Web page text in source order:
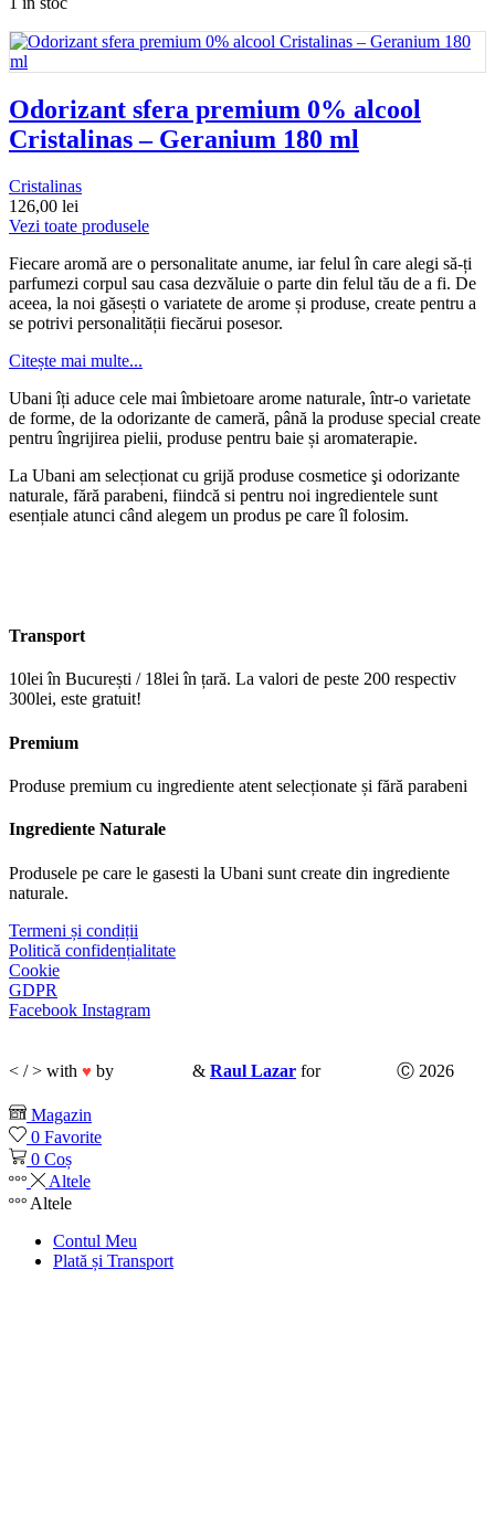
Odorizant sfera premium 0% alcool
Cristalinas – Geranium 180 ml
Cristalinas
126,00 lei
Vezi toate produsele
Fiecare aromă are o personalitate anume, iar felul în care alegi să-ți
parfumezi corpul sau casa dezvăluie o parte din felul tău de a fi. De
aceea, la noi găsești o variatete de arome și produse, create pentru a
se potrivi personalității fiecărui posesor.
Citește mai multe...
Ubani îți aduce cele mai îmbietoare arome naturale, într-o varietate
de forme, de la odorizante de cameră, până la produse special create
pentru îngrijirea pielii, produse pentru baie și aromaterapie.
La Ubani am selecționat cu grijă produse cosmetice şi odorizante
naturale, fără parabeni, fiindcă si pentru noi ingredientele sunt
esențiale atunci când alegem un produs pe care îl folosim.
Transport
10lei în București / 18lei în țară. La valori de peste 200 respectiv
300lei, este gratuit!
Premium
Produse premium cu ingrediente atent selecționate și fără parabeni
Ingrediente Naturale
Produsele pe care le gasesti la Ubani sunt create din ingrediente
naturale.​
Termeni și condiții
Politică confidențialitate
Cookie
GDPR
Facebook Instagram
< / > with ♥ by & Raul Lazar for Ⓒ 2026
Magazin
0 Favorite
0 Coș
Altele
Altele
Contul Meu
Plată și Transport